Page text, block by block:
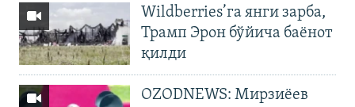
Wildberries’га янги зарба,
Трамп Эрон бўйича баёнот
қилди
OZODNEWS: Мирзиёев